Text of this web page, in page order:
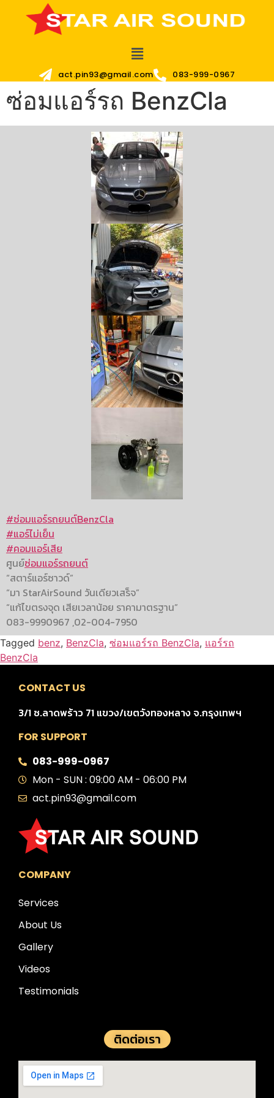
act.pin93@gmail.com 083-999-0967
ซ่อมแอร์รถ BenzCla
#ซ่อมแอร์รถยนต์BenzCla
#แอร์ไม่เย็น
#คอมแอร์เสีย
ศูนย์ซ่อมแอร์รถยนต์
“สตาร์แอร์ซาวด์”
“มา StarAirSound วันเดียวเสร็จ”
“แก้ไขตรงจุด เสียเวลาน้อย ราคามาตรฐาน”
083-9990967 ,02-004-7950
Tagged benz, BenzCla, ซ่อมแอร์รถ BenzCla, แอร์รถ
BenzCla
CONTACT US
3/1 ซ.ลาดพร้าว 71 แขวง/เขตวังทองหลาง จ.กรุงเทพฯ
FOR SUPPORT
083-999-0967
Mon - SUN : 09:00 AM - 06:00 PM
act.pin93@gmail.com
COMPANY
Services
About Us
Gallery
Videos
Testimonials
ติดต่อเรา